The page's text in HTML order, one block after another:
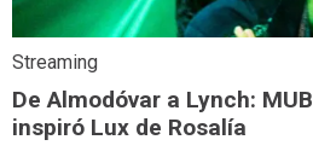
Streaming
De Almodóvar a Lynch:
inspiró Lux de Rosalía